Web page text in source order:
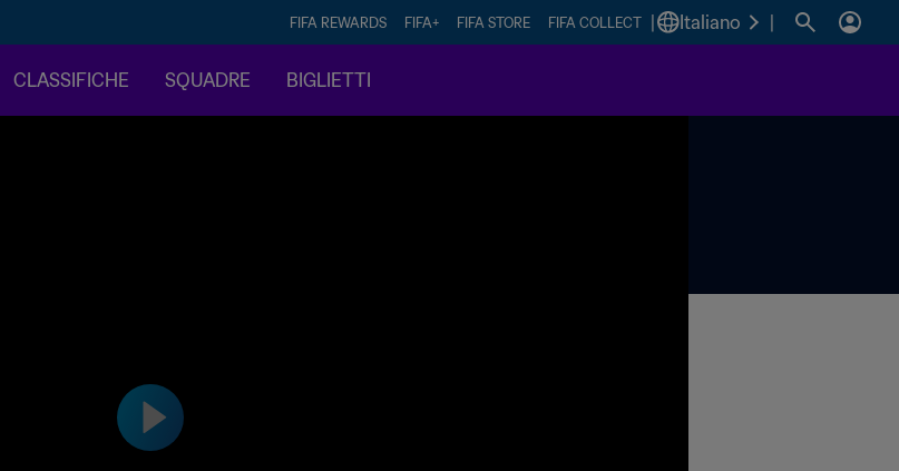
FIFA REWARDS FIFA+ FIFA STORE FIFA COLLECT Italiano
CLASSIFICHE SQUADRE BIGLIETTI